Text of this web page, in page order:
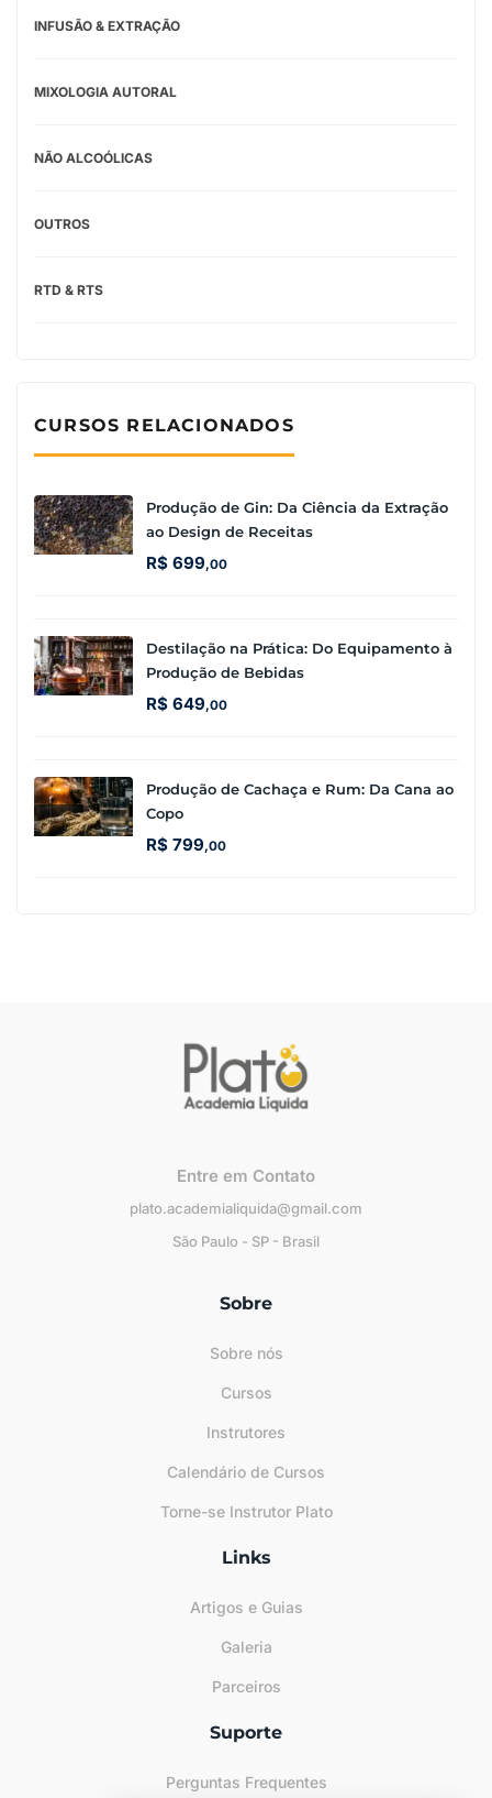
INFUSÃO & EXTRAÇÃO
MIXOLOGIA AUTORAL
NÃO ALCOÓLICAS
OUTROS
RTD & RTS
CURSOS RELACIONADOS
Produção de Gin: Da Ciência da Extração
ao Design de Receitas
R$ 699,00
Destilação na Prática: Do Equipamento à
Produção de Bebidas
R$ 649,00
Produção de Cachaça e Rum: Da Cana ao
Copo
R$ 799,00
Entre em Contato
plato.academialiquida@gmail.com
São Paulo - SP - Brasil
Sobre
Sobre nós
Cursos
Instrutores
Calendário de Cursos
Torne-se Instrutor Plato
Links
Artigos e Guias
Galeria
Parceiros
Suporte
Perguntas Frequentes